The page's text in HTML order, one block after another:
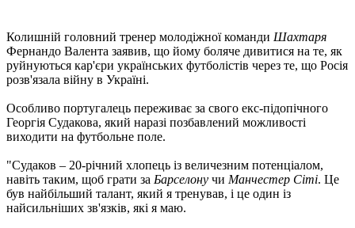
Колишній головний тренер молодіжної команди Шахтаря
Фернандо Валента заявив, що йому боляче дивитися на те, як
руйнуються кар'єри українських футболістів через те, що Росія
розв'язала війну в Україні.
Особливо португалець переживає за свого екс-підопічного
Георгія Судакова, який наразі позбавлений можливості
виходити на футбольне поле.
"Судаков – 20-річний хлопець із величезним потенціалом,
навіть таким, щоб грати за Барселону чи Манчестер Сіті. Це
був найбільший талант, який я тренував, і це один із
найсильніших зв'язків, які я маю.